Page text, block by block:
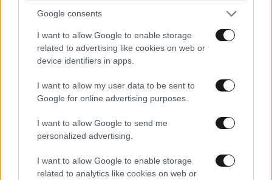
Google consents
I want to allow Google to enable storage
related to advertising like cookies on web or
device identifiers in apps.
I want to allow my user data to be sent to
Google for online advertising purposes.
I want to allow Google to send me
personalized advertising.
I want to allow Google to enable storage
related to analytics like cookies on web or
Xαρακτήρες: 0/1000
TRENDING